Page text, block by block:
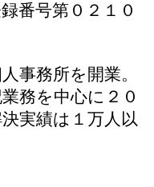
番号第０２１０
事務所を開業。
務を中心に２０
実績は１万人以